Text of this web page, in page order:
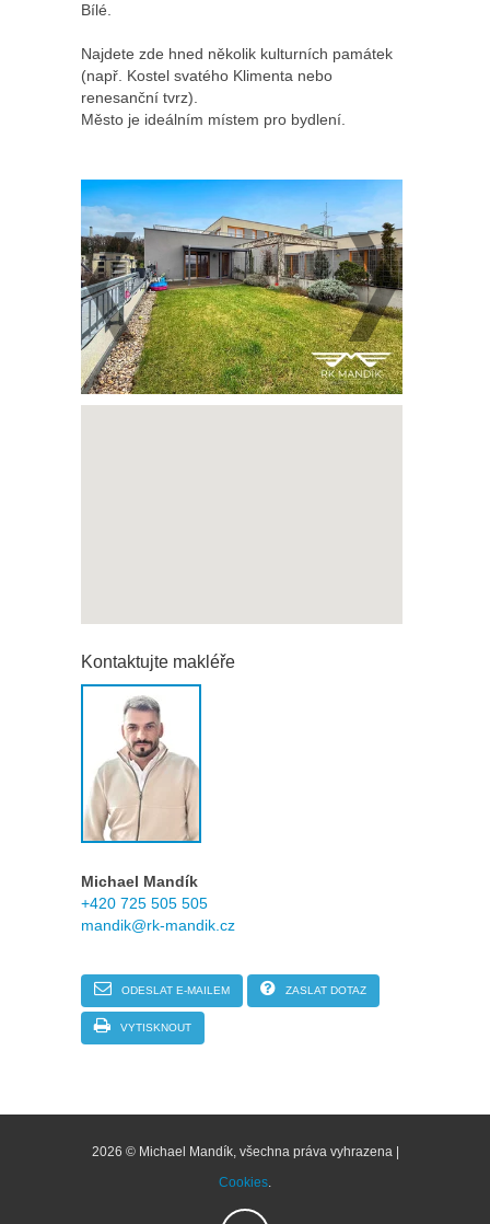
Bílé.
Najdete zde hned několik kulturních památek
(např. Kostel svatého Klimenta nebo
renesanční tvrz).
Město je ideálním místem pro bydlení.
Kontaktujte makléře
Michael Mandík
+420 725 505 505
mandik@rk-mandik.cz
ODESLAT E-MAILEM ZASLAT DOTAZ
VYTISKNOUT
2026 © Michael Mandík, všechna práva vyhrazena |
Cookies.